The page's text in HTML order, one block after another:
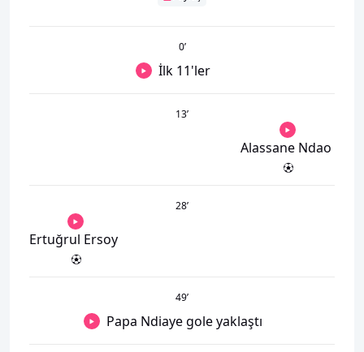
0’
İlk 11'ler
13’
Alassane Ndao
28’
Ertuğrul Ersoy
49’
Papa Ndiaye gole yaklaştı